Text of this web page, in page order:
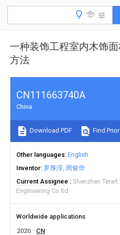
一种装饰工程室内木饰
方法
CN111663740A
China
Download PDF Find
Other languages English
Inventor 罗厚淳 周俊华
Current Assignee
Shenzhen
Engineering Co ltd
Worldwide applications
2020
CN